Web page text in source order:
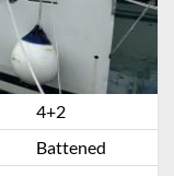
4+2
Battened